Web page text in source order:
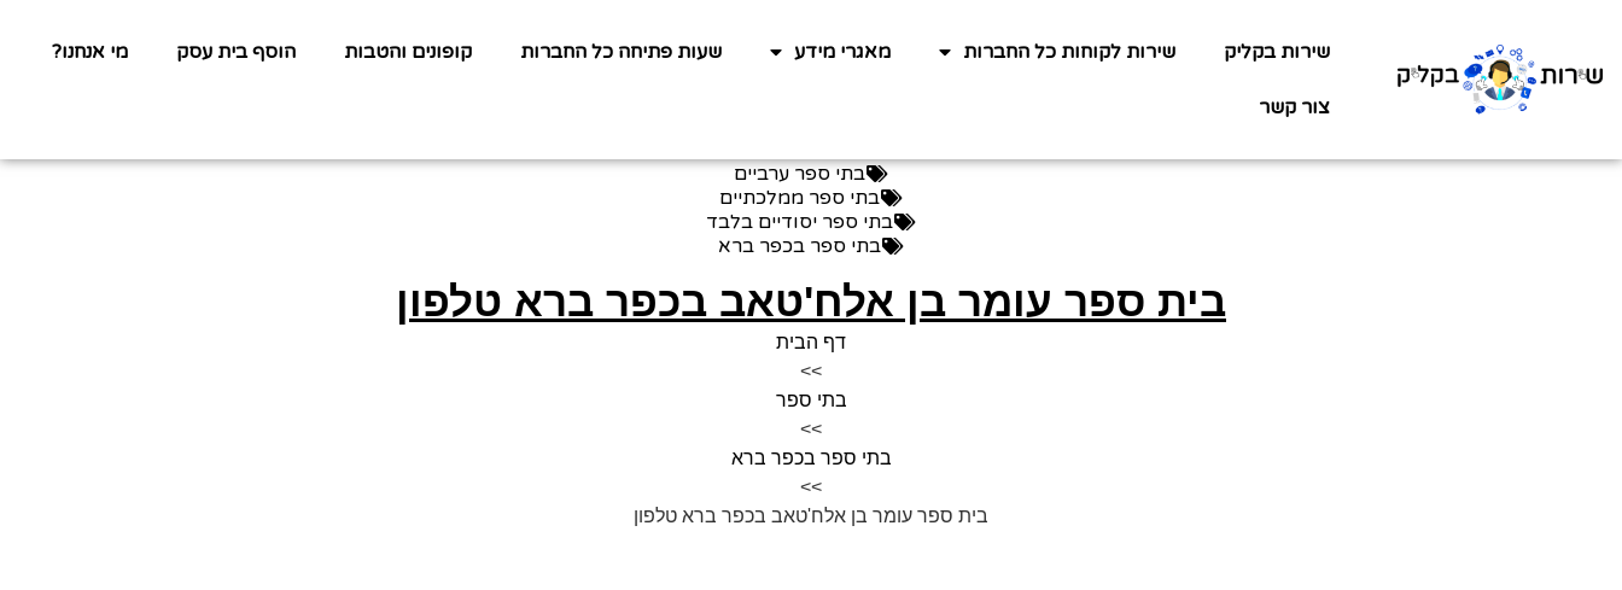
שירות בקליק שירות לקוחות כל החברות מאגרי מידע שעות פתיחה כל החברות קופונים והטבות הוסף בית עסק מי אנחנו?
צור קשר
בתי ספר ערביים
בתי ספר ממלכתיים
בתי ספר יסודיים בלבד
בתי ספר בכפר ברא
בית ספר עומר בן אלח'טאב בכפר ברא טלפון
דף הבית
>>
בתי ספר
>>
בתי ספר בכפר ברא
>>
בית ספר עומר בן אלח'טאב בכפר ברא טלפון